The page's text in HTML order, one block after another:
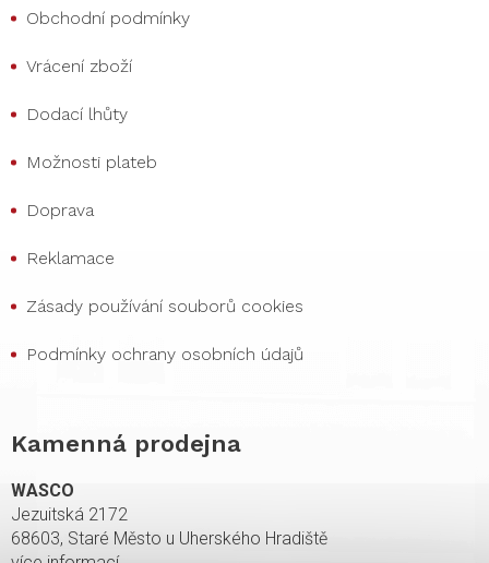
Obchodní podmínky
Vrácení zboží
Dodací lhůty
Možnosti plateb
Doprava
Reklamace
Zásady používání souborů cookies
Podmínky ochrany osobních údajů
Kamenná prodejna
WASCO
Jezuitská 2172
68603, Staré Město u Uherského Hradiště